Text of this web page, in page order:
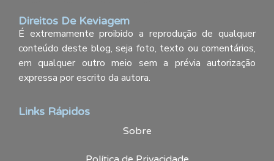
Direitos De Keviagem
É extremamente proibido a reprodução de qualquer
conteúdo deste blog, seja foto, texto ou comentários,
em qualquer outro meio sem a prévia autorização
expressa por escrito da autora.
Links Rápidos
Sobre